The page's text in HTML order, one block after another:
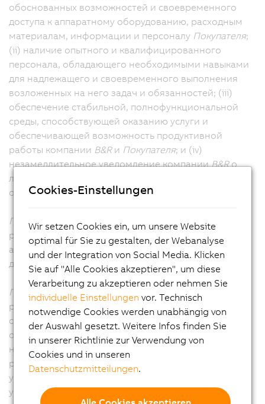
обоснованных возможностей и своевременного
доступа к аппаратному оборудованию, расходным
материалам, информации и персоналу Покупателя;
(ii) наличие опытного и квалифицированного
персонала, обладающего необходимыми навыками
для надлежащего и своевременного выполнения
возложенных на него задач и обязанностей; (iii)
обеспечение стабильной, полнофункциональной
среды, способствующей оказанию услуги и
обеспечивающей возможность продуктивной
работы компании B&Rи Покупателя; и (iv)
незамедлительное уведомление компанииB&Rо
любых вопросах, проблемах или спорах в
отношении услуг.
Покупатель
несет ответственность за
результативность деятельности своего персонала и
агентов, а также за качество работ, выполняемых
для компании B&R в ходе оказания услуг.
Покупатель
подтверждает свое согласие с тем, что
результаты работы компании
зависят от
своевременного и эффективного выполнения
обязательств
Покупателя в соответствии
настоящими ОПУ, а также от своевременных
решений и одобрений
услугами. Компания
имеет право действовать с
учетом всех решений и согласованийПокупателя.
Cookies-Einstellungen
Wir setzen Cookies ein, um unsere Website
optimal für Sie zu gestalten, der Webanalyse
und der Integration von Social Media. Klicken
Sie auf "Alle Cookies akzeptieren", um diese
Verarbeitung zu akzeptieren oder nehmen Sie
individuelle Einstellungen vor. Technisch
notwendige Cookies werden unabhängig von
der Auswahl gesetzt. Weitere Infos finden Sie
in unserer Richtlinie zur Verwendung von
Cookies und in unseren
Datenschutzmitteilungen.